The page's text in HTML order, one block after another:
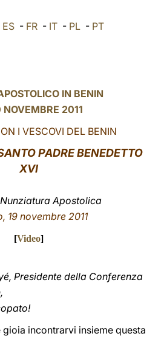
LATINE
ES - FR - IT - PL - PT
IN BENIN
2011
I VESCOVI DEL BENIN
PADRE BENEDETTO
XVI
Apostolica
19 novembre 2011
[Video]
Presidente della Conferenza
gioia incontrarvi insieme questa